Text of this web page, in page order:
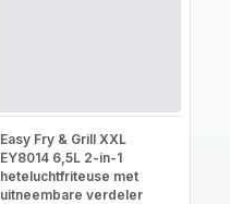
Easy Fry & Grill XXL
EY8014 6,5L 2-in-1
heteluchtfriteuse met
uitneembare verdeler